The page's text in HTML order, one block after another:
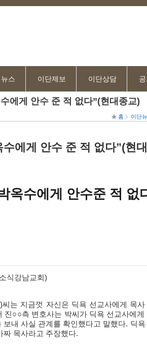
스 이단제보 이단상담
에게 안수 준 적 없다”(현대종교)
홈 이단
수에게 안수 준 적 없다”(현
옥수에게 안수준 적 없
식강남교회)
씨는 지금껏 자신은 딕욕 선교사에게 목
진○○측 변호사는 박씨가 딕욕 선교사에
보내 사실 관계를 확인했다고 말했다. 딕
짜 목사라고 주장했다.